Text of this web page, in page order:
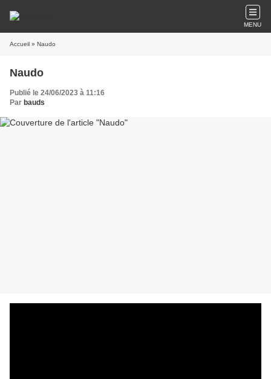
MENU
Accueil » Naudo
Naudo
Publié le 24/06/2023 à 11:16
Par bauds